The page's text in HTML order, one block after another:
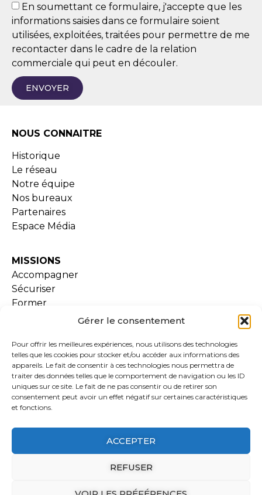
Gérer le consentement
Pour offrir les meilleures expériences, nous utilisons des technologies
telles que les cookies pour stocker et/ou accéder aux informations des
appareils. Le fait de consentir à ces technologies nous permettra de
traiter des données telles que le comportement de navigation ou les ID
uniques sur ce site. Le fait de ne pas consentir ou de retirer son
consentement peut avoir un effet négatif sur certaines caractéristiques
et fonctions.
ACCEPTER
REFUSER
En soumettant ce formulaire, j'accepte que les
informations saisies dans ce formulaire soient
utilisées, exploitées, traitées pour permettre de me
recontacter dans le cadre de la relation
commerciale qui peut en découler.
ENVOYER
NOUS CONNAITRE
Historique
Le réseau
Notre équipe
Nos bureaux
Partenaires
Espace Média
MISSIONS
Accompagner
Sécuriser
Former
Examen de conformité
Lara
Formations
Extranet
Ressources documentaires